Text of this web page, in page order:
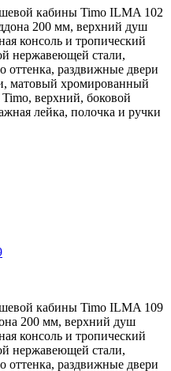
кабины Timo ILMA 102
200 мм, верхний душ
консоль и тропический
нержавеющей стали,
оттенка, раздвижные двери
матовый хромированный
верхний, боковой
лейка, полочка и ручки
кабины Timo ILMA 109
200 мм, верхний душ
консоль и тропический
нержавеющей стали,
оттенка, раздвижные двери